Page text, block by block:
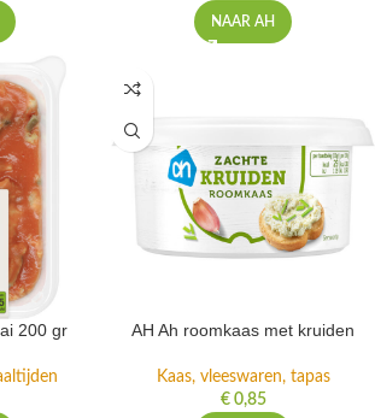
NAAR AH
200 gr AH Ah roomkaas met kruiden
Kaas, vleeswaren, tapas
€0,85